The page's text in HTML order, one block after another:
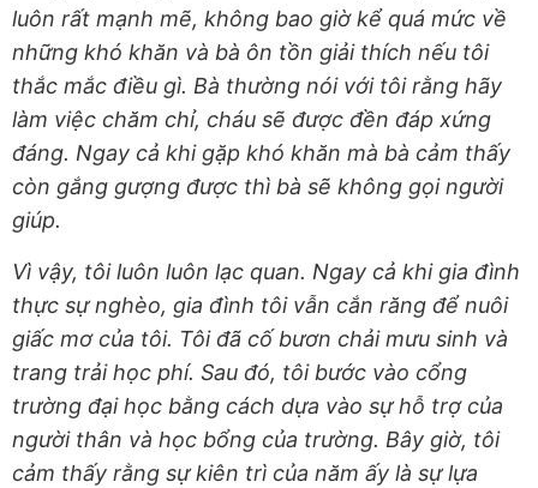
luôn rất mạnh mẽ, không bao giờ kể quá mức về
những khó khăn và bà ôn tồn giải thích nếu tôi
thắc mắc điều gì. Bà thường nói với tôi rằng hãy
làm việc chăm chỉ, cháu sẽ được đền đáp xứng
đáng. Ngay cả khi gặp khó khăn mà bà cảm thấy
còn gắng gượng được thì bà sẽ không gọi người
giúp.
Vì vậy, tôi luôn luôn lạc quan. Ngay cả khi gia đình
thực sự nghèo, gia đình tôi vẫn cắn răng để nuôi
giấc mơ của tôi. Tôi đã cố bươn chải mưu sinh và
trang trải học phí. Sau đó, tôi bước vào cổng
trường đại học bằng cách dựa vào sự hỗ trợ của
người thân và học bổng của trường. Bây giờ, tôi
cảm thấy rằng sự kiên trì của năm ấy là sự lựa